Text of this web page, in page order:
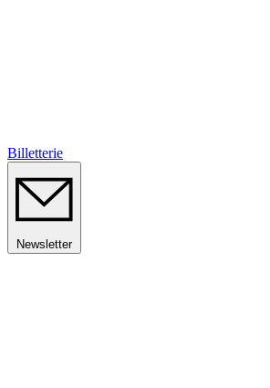
Billetterie
Newsletter